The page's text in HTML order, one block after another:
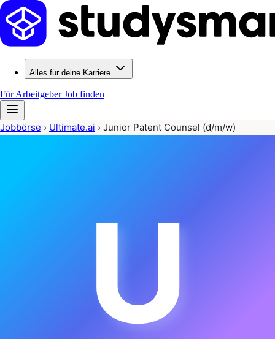
Alles für deine Karriere
Für ArbeitgeberJob finden
Jobbörse › Ultimate.ai › Junior Patent Counsel (d/m/w)
U